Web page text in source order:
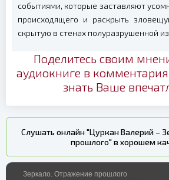
событиями, которые заставляют
происходящего и раскрыть
скрытую в стенах полуразрушенной
Поделитесь своим
аудиокниге в
знать Ваше
Слушать онлайн "Цуркан Валерий –
прошлого" в хорошем
Зеркало. Отражение прошлого